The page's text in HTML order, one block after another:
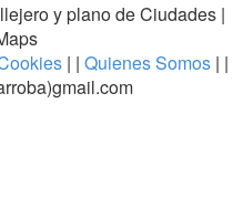
y plano de Ciudades|
| | Quienes Somos | |